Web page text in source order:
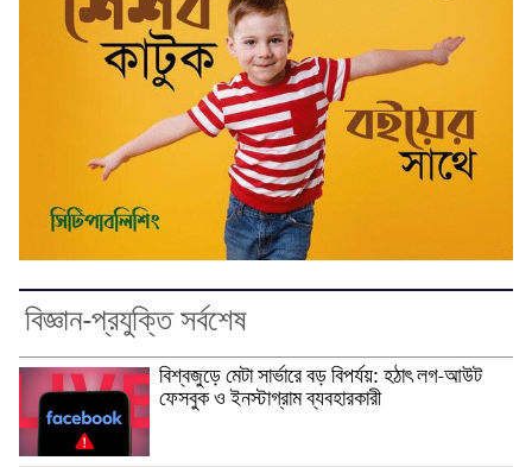
বিজ্ঞান-প্রযুক্তি সর্বশেষ
বিশ্বজুড়ে মেটা সার্ভারে বড় বিপর্যয়: হঠাৎ লগ-আউট
ফেসবুক ও ইনস্টাগ্রাম ব্যবহারকারী